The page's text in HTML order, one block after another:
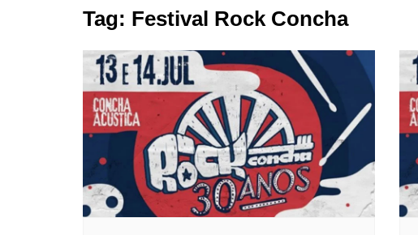
Cobertura de Eventos
Informes BahiaRock
Cartoons
Memorabilia BahiaRock
Tag: Festival Rock Concha